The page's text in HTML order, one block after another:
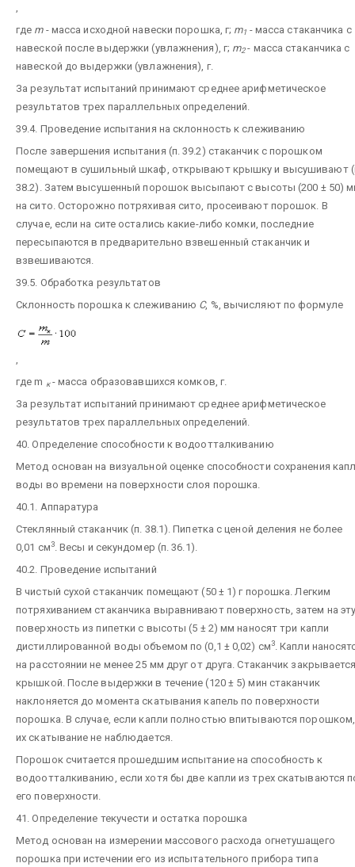
,
где m- масса исходной навески порошка, г; m1 - масса стаканчика с
навеской после выдержки (увлажнения), г; m2- масса стаканчика с
навеской до выдержки (увлажнения), г.
За результат испытаний принимают среднее арифметическое
результатов трех параллельных определений.
39.4. Проведение испытания на склонность к слеживанию
После завершения испытания (п. 39.2) стаканчик с порошком
помещают в сушильный шкаф, открывают крышку и высушивают
38.2). Затем высушенный порошок высыпают с высоты (200 ± 50)
на сито. Осторожно потряхивая сито, просеивают порошок. В
случае, если на сите остались какие-либо комки, последние
пересыпаются в предварительно взвешенный стаканчик и
взвешиваются.
39.5. Обработка результатов
Склонность порошка к слеживанию С, %, вычисляют по формуле
,
где m к- масса образовавшихся комков, г.
За результат испытаний принимают среднее арифметическое
результатов трех параллельных определений.
40. Определение способности к водоотталкиванию
Метод основан на визуальной оценке способности сохранения
воды во времени на поверхности слоя порошка.
40.1. Аппаратура
Стеклянный стаканчик (п. 38.1). Пипетка с ценой деления не более
0,01 см3. Весы и секундомер (п. 36.1).
40.2. Проведение испытаний
В чистый сухой стаканчик помещают (50 ± 1) г порошка. Легким
потряхиванием стаканчика выравнивают поверхность, затем на
поверхность из пипетки с высоты (5 ± 2) мм наносят три капли
дистиллированной воды объемом по (0,1 ± 0,02) см3. Капли
на расстоянии не менее 25 мм друг от друга. Стаканчик
крышкой. После выдержки в течение (120 ± 5) мин стаканчик
наклоняется до момента скатывания капель по поверхности
порошка. В случае, если капли полностью впитываются порошком,
их скатывание не наблюдается.
Порошок считается прошедшим испытание на способность к
водоотталкиванию, если хотя бы две капли из трех скатываются
его поверхности.
41. Определение текучести и остатка порошка
Метод основан на измерении массового расхода огнетушащего
порошка при истечении его из испытательного прибора типа